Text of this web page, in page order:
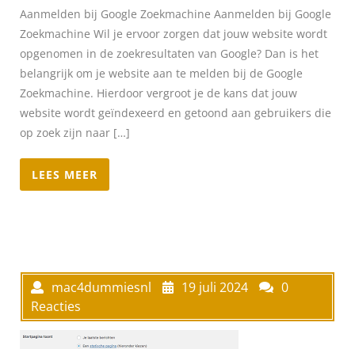
Aanmelden bij Google Zoekmachine Aanmelden bij Google
Zoekmachine Wil je ervoor zorgen dat jouw website wordt
opgenomen in de zoekresultaten van Google? Dan is het
belangrijk om je website aan te melden bij de Google
Zoekmachine. Hierdoor vergroot je de kans dat jouw
website wordt geïndexeerd en getoond aan gebruikers die
op zoek zijn naar […]
LEES MEER
mac4dummiesnl 19 juli 2024
0
Reacties